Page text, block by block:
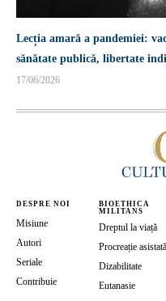
Lecția amară a pandemiei:
sănătate publică, libertate
17/06/2026
DESPRE NOI
Misiune
Autori
Seriale
Contribuie
BIOETHICA
MILITANS
Dreptul la viață
Procreație asistată
Dizabilitate
Eutanasie